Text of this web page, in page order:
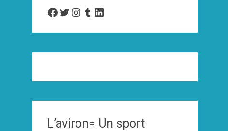
Facebook
Twitter
Instagram
Tumblr
LinkedIn
L’aviron= Un sport